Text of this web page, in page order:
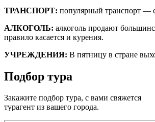
ТРАНСПОРТ: популярный транспорт —
АЛКОГОЛЬ: алкоголь продают
правило касается и курения.
УЧРЕЖДЕНИЯ: В пятницу в стране
Подбор тура
Закажите подбор тура, с вами свяжется
турагент из вашего города.